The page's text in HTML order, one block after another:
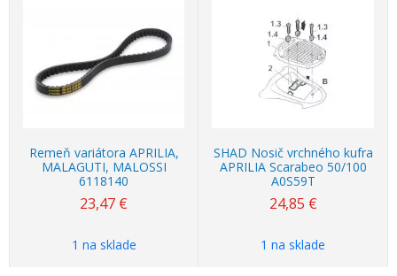
Remeň variátora APRILIA,
MALAGUTI, MALOSSI
6118140
23,47 €
1 na sklade
SHAD Nosič vrchného kufra
APRILIA Scarabeo 50/100
A0S59T
24,85 €
1 na sklade